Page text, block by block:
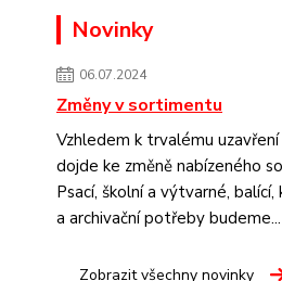
Novinky
06.07.2024
Změny v sortimentu
Vzhledem k trvalému
dojde ke změně nabízeného
Psací, školní a výtvarné, balící,
a archivační potřeby budeme...
Zobrazit všechny novinky